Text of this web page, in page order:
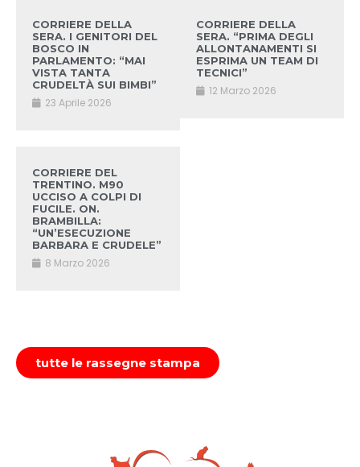
CORRIERE DELLA
SERA. I GENITORI DEL
BOSCO IN
PARLAMENTO: “MAI
VISTA TANTA
CRUDELTÀ SUI BIMBI”
23 Aprile 2026
CORRIERE DELLA
SERA. “PRIMA DEGLI
ALLONTANAMENTI SI
ESPRIMA UN TEAM DI
TECNICI”
12 Marzo 2026
CORRIERE DEL
TRENTINO. M90
UCCISO A COLPI DI
FUCILE. ON.
BRAMBILLA:
“UN’ESECUZIONE
BARBARA E CRUDELE”
8 Marzo 2026
tutte le rassegne stampa